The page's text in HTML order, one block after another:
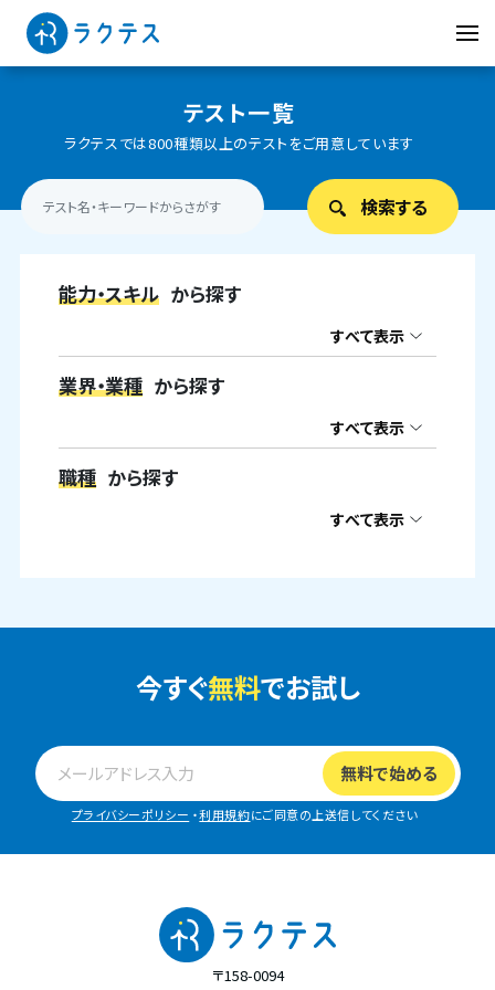
テスト一覧
ラクテスでは800種類以上のテストをご用意しています
能力・スキル から探す
すべて表示
業界・業種 から探す
すべて表示
職種 から探す
すべて表示
今すぐ無料でお試し
プライバシーポリシー ・利用規約にご同意の上送信してください
〒158-0094